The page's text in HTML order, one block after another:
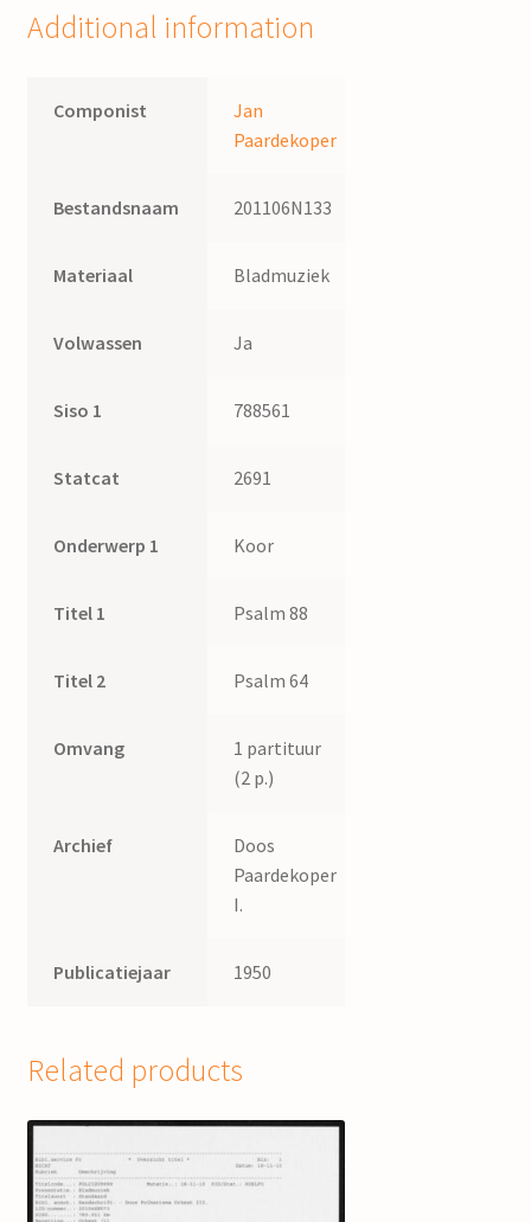
Additional information
Componist
Jan
Paardekoper
Bestandsnaam 201106N133
Materiaal Bladmuziek
Volwassen Ja
Siso 1 788561
Statcat 2691
Onderwerp 1 Koor
Titel 1 Psalm 88
Titel 2 Psalm 64
Omvang
1 partituur
(2 p.)
Archief
Doos
Paardekoper
I.
Publicatiejaar 1950
Related products